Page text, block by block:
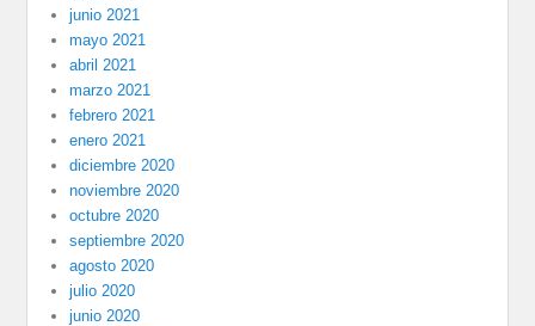
junio 2021
mayo 2021
abril 2021
marzo 2021
febrero 2021
enero 2021
diciembre 2020
noviembre 2020
octubre 2020
septiembre 2020
agosto 2020
julio 2020
junio 2020